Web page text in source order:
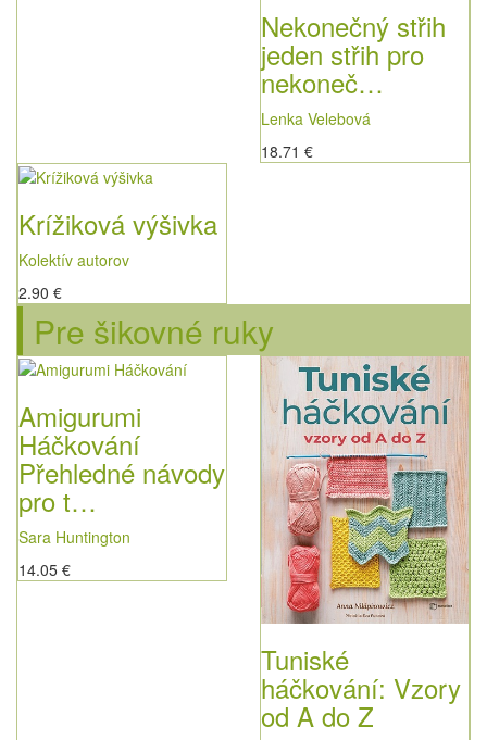
Nekonečný střih
jeden střih pro
nekoneč…
Lenka Velebová
18.71 €
Krížiková výšivka
Kolektív autorov
2.90 €
Pre šikovné ruky
Amigurumi
Háčkování
Přehledné návody
pro t…
Sara Huntington
14.05 €
Tuniské
háčkování: Vzory
od A do Z